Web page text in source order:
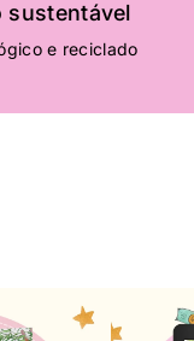
sustentável
e reciclado